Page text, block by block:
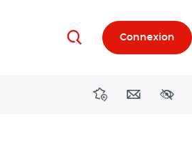
RechercherConnexion
DirectionsContact